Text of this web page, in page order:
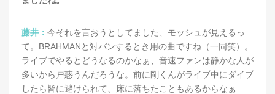
藤井： 今それを言おうとしてました、モッシュが見えるっ
て。BRAHMANと対バンするとき用の曲ですね（一同笑）。
ライブでやるとどうなるのかなぁ、音速ファンは静かな人が
多いから戸惑うんだろうな。前に剛くんがライブ中にダイブ
したら皆に避けられて、床に落ちたこともあるからなぁ